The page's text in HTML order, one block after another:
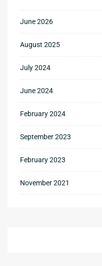
June 2026
August 2025
July 2024
June 2024
February 2024
September 2023
February 2023
November 2021